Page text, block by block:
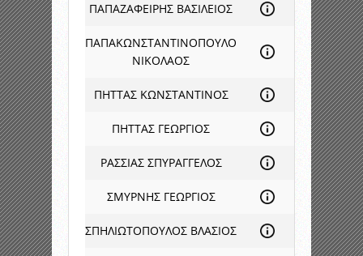
ΠΑΠΑΖΑΦΕΙΡΗΣ ΒΑΣΙΛΕΙΟΣ
ΠΑΠΑΚΩΝΣΤΑΝΤΙΝΟΠΟΥΛΟ
ΝΙΚΟΛΑΟΣ
ΠΗΤΤΑΣ ΚΩΝΣΤΑΝΤΙΝΟΣ
ΠΗΤΤΑΣ ΓΕΩΡΓΙΟΣ
ΡΑΣΣΙΑΣ ΣΠΥΡΑΓΓΕΛΟΣ
ΣΜΥΡΝΗΣ ΓΕΩΡΓΙΟΣ
ΣΠΗΛΙΩΤΟΠΟΥΛΟΣ ΒΛΑΣΙΟΣ